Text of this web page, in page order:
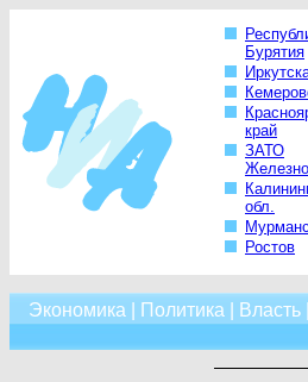
Бурятия
край
ЗАТО
обл.
Ростов
Экономика Политика Власть|